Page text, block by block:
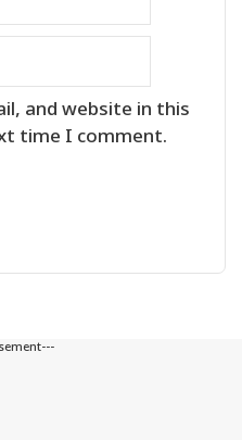
and website in this
time I comment.